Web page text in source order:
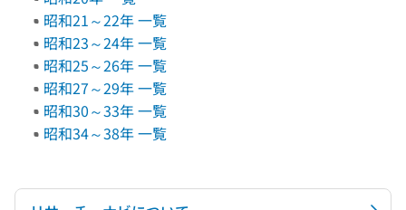
昭和21～22年 一覧
昭和23～24年 一覧
昭和25～26年 一覧
昭和27～29年 一覧
昭和30～33年 一覧
昭和34～38年 一覧